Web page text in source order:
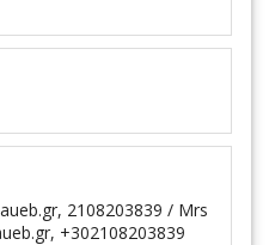
2108203839 / Mrs
+302108203839